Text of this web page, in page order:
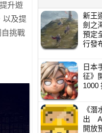
升遊
以及提
挑戰
新王
劍之
預定
行發
日本
征》
1000
《
出
開放